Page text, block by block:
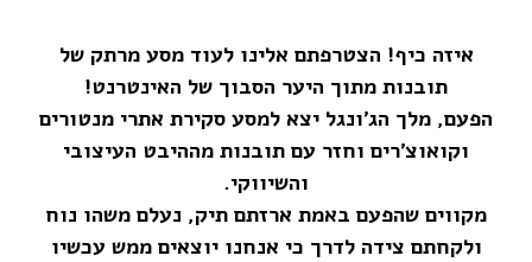
איזה כיף! הצטרפתם אלינו לעוד מסע מרתק של
תובנות מתוך היער הסבוך של האינטרנט!
הפעם, מלך הג'ונגל יצא למסע סקירת אתרי מנטורים
וקואוצ'רים וחזר עם תובנות מההיבט העיצובי
והשיווקי.
מקווים שהפעם באמת ארזתם תיק, נעלם משהו נוח
ולקחתם צידה לדרך כי אנחנו יוצאים ממש עכשיו